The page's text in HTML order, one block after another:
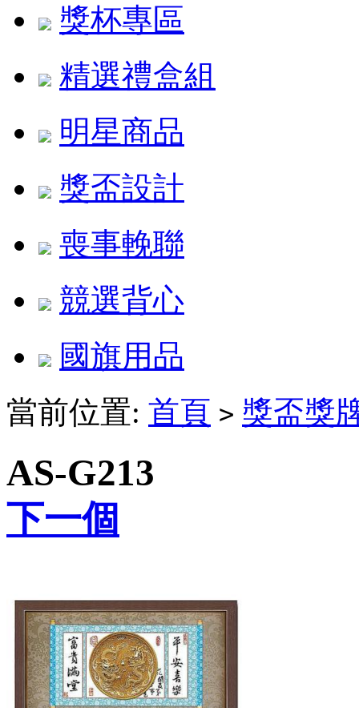
獎杯專區
精選禮盒組
明星商品
獎盃設計
喪事輓聯
競選背心
國旗用品
當前位置: 首頁 > 獎盃獎
AS-G213
下一個